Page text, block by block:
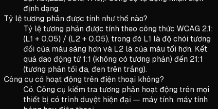
định dạng.
Tỷ lệ tương phản được tính như thế nào?
Tỷ lệ tương phản được tính theo công thức WCAG 2.1:
(L1 + 0.05) / (L2 + 0.05), trong đó L1 là độ chói tương
đối của màu sáng hơn và L2 là của màu tối hơn. Kết
quả dao động từ 1:1 (không có tương phản) đến 21:1
(tương phản tối đa, đen trên trắng).
Công cụ có hoạt động trên điện thoại không?
Có. Công cụ kiểm tra tương phản hoạt động trên mọi
thiết bị có trình duyệt hiện đại — máy tính, máy tính